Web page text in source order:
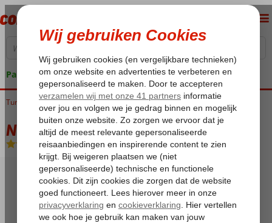
Pakketgarantie
Home
Turkije Turkse Riviera Side Titreyengol Nashira Resort Hotel
Nashira Resort Hotel
Ultra All Inclusive-Hotel